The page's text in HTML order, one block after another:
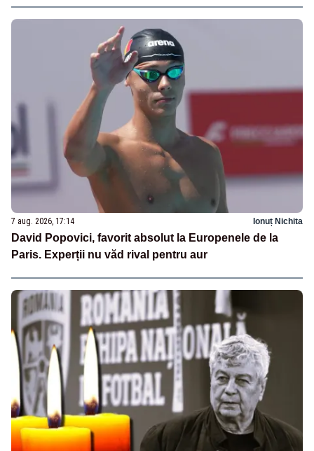
7 aug. 2026, 17:14 Ionuț Nichita
David Popovici, favorit absolut la Europenele de la
Paris. Experții nu văd rival pentru aur